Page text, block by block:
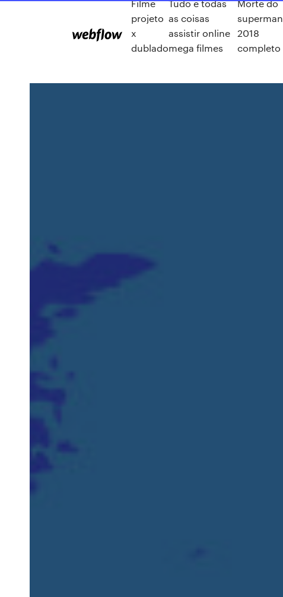
Filme
projeto
x
dublado
Tudo e todas
as coisas
assistir online
mega filmes
Morte do
superman
2018
completo